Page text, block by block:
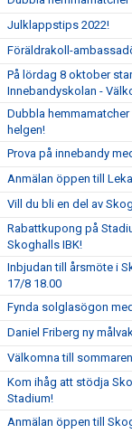
Julklappstips 2022!
Föräldrakoll-
På lördag 8 oktober
Innebandyskolan -
Dubbla hemmamatcher
helgen!
Prova på innebandy
Anmälan öppen till
Vill du bli en del av
Rabattkupong på
Skoghalls IBK!
Inbjudan till årsmöte i
17/8 18.00
Fynda solglasögon
Daniel Friberg ny
Välkomna till
Kom ihåg att stödja
Stadium!
Anmälan öppen till